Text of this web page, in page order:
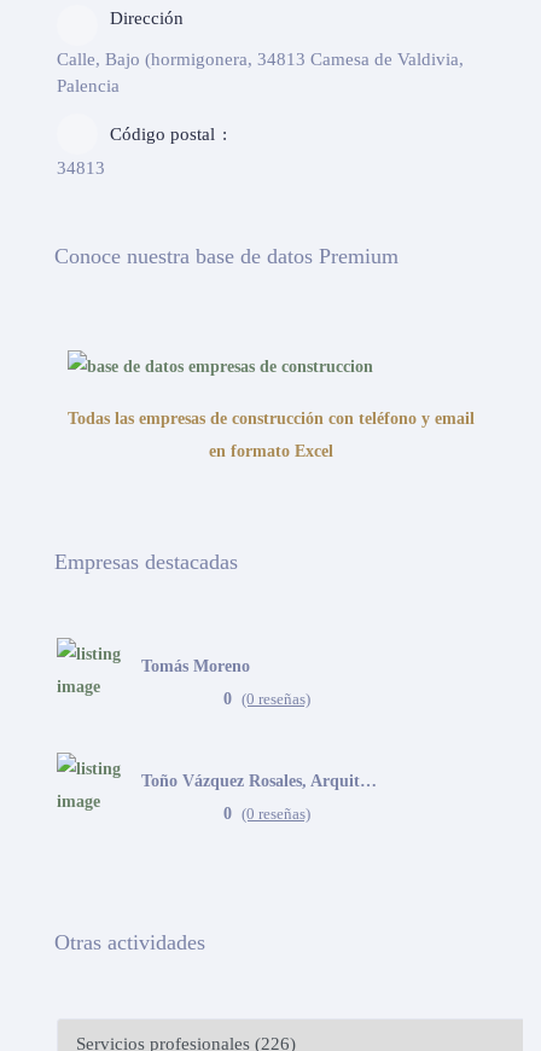
Dirección
Calle, Bajo (hormigonera, 34813 Camesa de Valdivia,
Palencia
Código postal
34813
Conoce nuestra base de datos Premium
Todas las empresas de construcción con teléfono y email
en formato Excel
Empresas destacadas
Tomás Moreno
0 (0 reseñas)
Toño Vázquez Rosales, Arquitecto
0 (0 reseñas)
Otras actividades